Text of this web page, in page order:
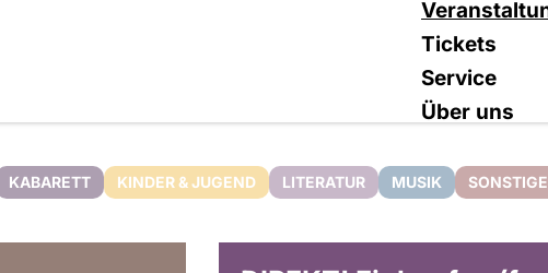
Tickets
Service
Über uns
KABARETT KINDER & JUGEND LITERATUR MUSIK